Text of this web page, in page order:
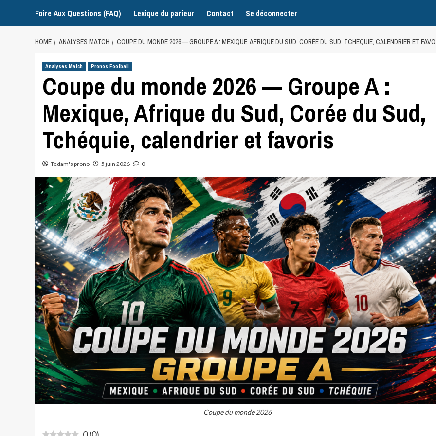
Foire Aux Questions (FAQ) Lexique du parieur Contact Se déconnecter
HOME ANALYSES MATCH COUPE DU MONDE 2026 — GROUPE A : MEXIQUE, AFRIQUE DU SUD, CORÉE DU SUD, TCHÉQUIE, CALENDRIER ET
Analyses Match Pronos Football
Coupe du monde 2026 — Groupe A :
Mexique, Afrique du Sud, Corée du Sud,
Tchéquie, calendrier et favoris
Tedam's prono 5 juin 2026 0
Coupe du monde 2026